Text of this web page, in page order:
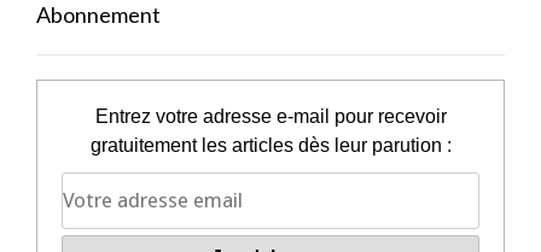
Abonnement
Entrez votre adresse e-mail pour recevoir
gratuitement les articles dès leur parution :